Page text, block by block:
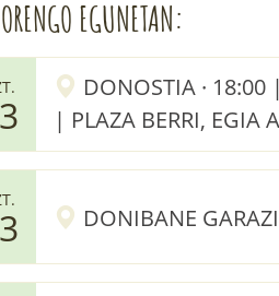
EGUNETAN:
DONOSTIA ·
| PLAZA BERRI, EGIA
DONIBANE